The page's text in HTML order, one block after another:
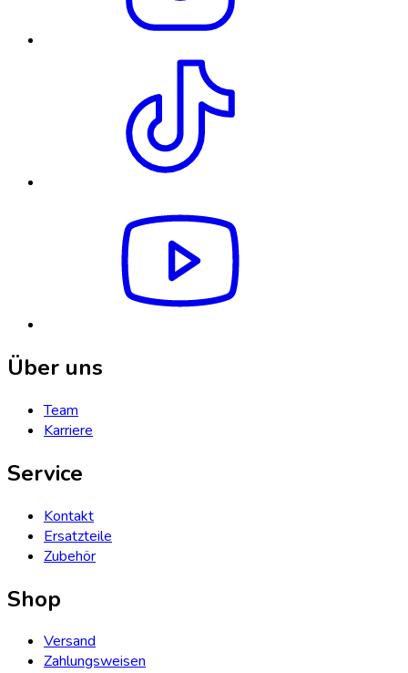
Über uns
Team
Karriere
Service
Kontakt
Ersatzteile
Zubehör
Shop
Versand
Zahlungsweisen